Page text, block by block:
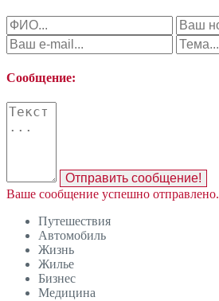
Сообщение:
Отправить сообщение!
Ваше сообщение успешно отправлено.
Путешествия
Автомобиль
Жизнь
Жилье
Бизнес
Медицина